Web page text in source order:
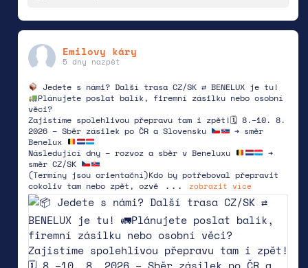
Emilovy káry
5 dny nazpět
Jedete s námi? Další trasa CZ/SK ⇄ BENELUX je tu!
Plánujete poslat balík, firemní zásilku nebo osobní
věci?
Zajistíme spolehlivou přepravu tam i zpět!🗓 8.–10. 8.
2026 – Sběr zásilek po ČR a Slovensku
➔ směr
Benelux
Následující dny – rozvoz a sběr v Beneluxu
➔
směr CZ/SK
(Termíny jsou orientační)Kdo by potřeboval přepravit
cokoliv tam nebo zpět, ozvě
... zobrazit více